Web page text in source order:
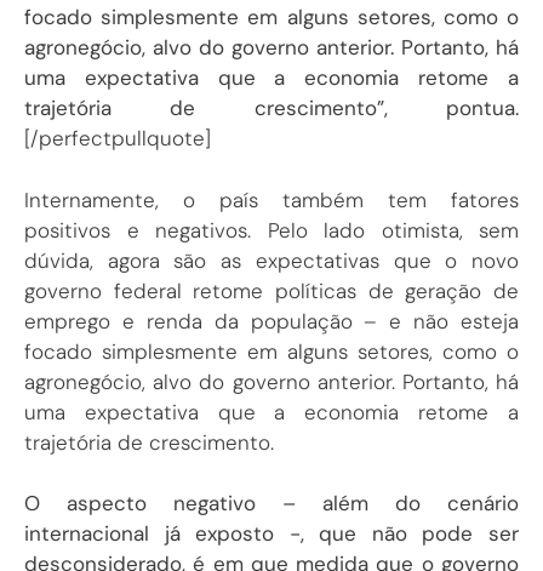
focado simplesmente em alguns setores, como o
agronegócio, alvo do governo anterior. Portanto, há
uma expectativa que a economia retome a
trajetória de crescimento”, pontua.
[/perfectpullquote]
Internamente, o país também tem fatores
positivos e negativos. Pelo lado otimista, sem
dúvida, agora são as expectativas que o novo
governo federal retome políticas de geração de
emprego e renda da população – e não esteja
focado simplesmente em alguns setores, como o
agronegócio, alvo do governo anterior. Portanto, há
uma expectativa que a economia retome a
trajetória de crescimento.
O aspecto negativo – além do cenário
internacional já exposto -, que não pode ser
desconsiderado, é em que medida que o governo